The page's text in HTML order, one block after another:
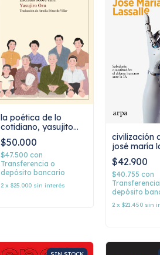
la poética de lo
cotidiano, yasujito
ozu
$50.000
$47.500 con
Transferencia o
depósito bancario
2 x $25.000 sin interés
civilización
josé maría
$42.900
$40.755 con
depósito
2 x $21.450 sin